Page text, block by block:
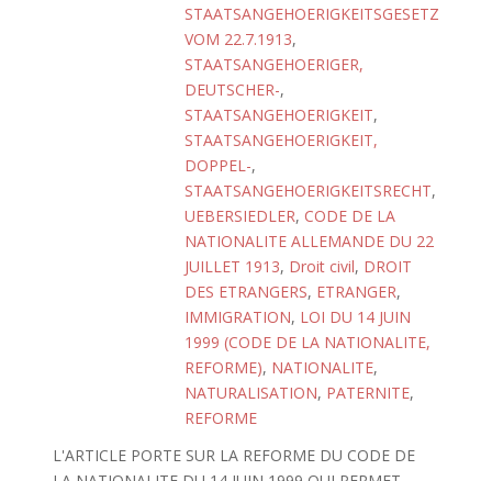
STAATSANGEHOERIGKEITSGESETZ
VOM 22.7.1913,
STAATSANGEHOERIGER,
DEUTSCHER-,
STAATSANGEHOERIGKEIT,
STAATSANGEHOERIGKEIT,
DOPPEL-,
STAATSANGEHOERIGKEITSRECHT,
UEBERSIEDLER, CODE DE LA
NATIONALITE ALLEMANDE DU 22
JUILLET 1913, Droit civil, DROIT
DES ETRANGERS, ETRANGER,
IMMIGRATION, LOI DU 14 JUIN
1999 (CODE DE LA NATIONALITE,
REFORME), NATIONALITE,
NATURALISATION, PATERNITE,
REFORME
L'ARTICLE PORTE SUR LA REFORME DU CODE DE